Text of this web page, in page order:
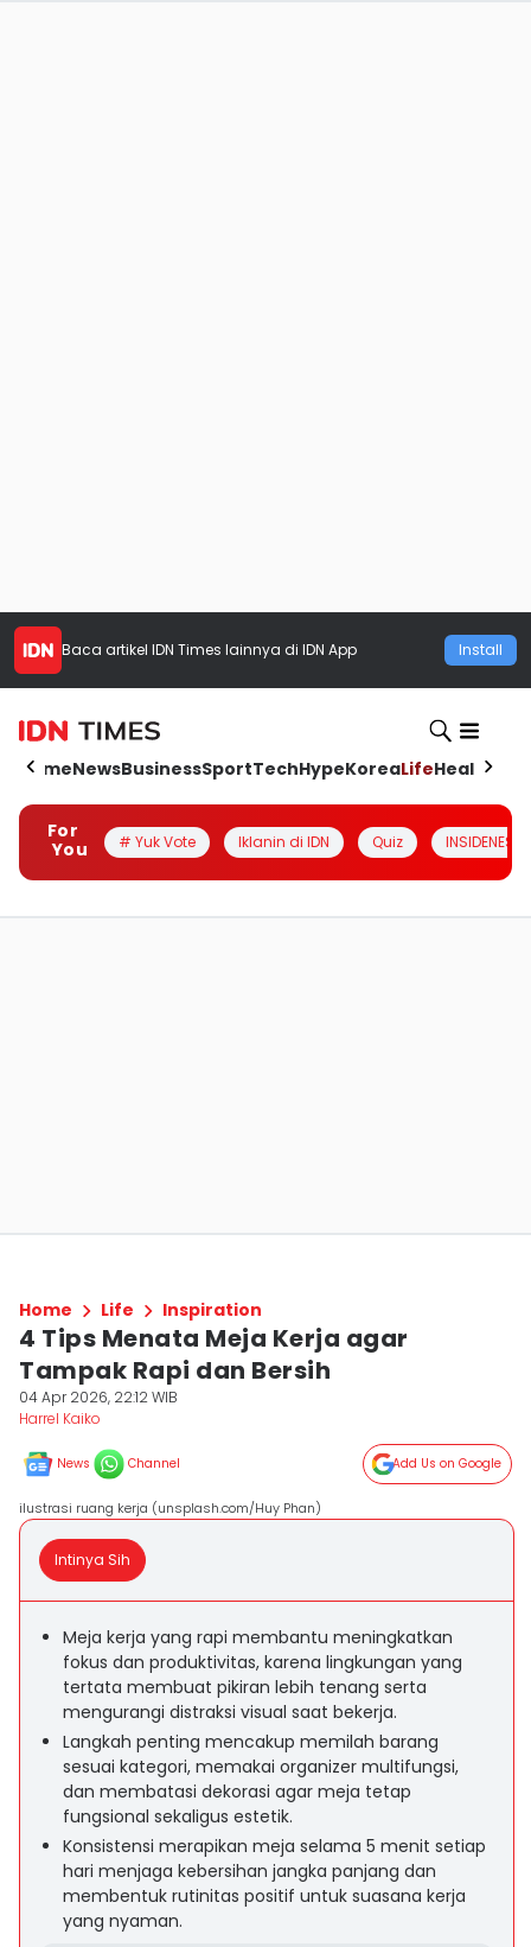
Baca artikel IDN Times lainnya di IDN App Install
HomeNewsBusinessSportTechHypeKoreaLifeHealth
For
You
# Yuk Vote Iklanin di IDN Quiz INSIDENESIA
Home Life Inspiration
4 Tips Menata Meja Kerja agar
Tampak Rapi dan Bersih
04 Apr 2026, 22:12 WIB
Harrel Kaiko
News Channel Add Us on Google
ilustrasi ruang kerja (unsplash.com/Huy Phan)
Intinya Sih
Meja kerja yang rapi membantu meningkatkan
fokus dan produktivitas, karena lingkungan yang
tertata membuat pikiran lebih tenang serta
mengurangi distraksi visual saat bekerja.
Langkah penting mencakup memilah barang
sesuai kategori, memakai organizer multifungsi,
dan membatasi dekorasi agar meja tetap
fungsional sekaligus estetik.
Konsistensi merapikan meja selama 5 menit setiap
hari menjaga kebersihan jangka panjang dan
membentuk rutinitas positif untuk suasana kerja
yang nyaman.